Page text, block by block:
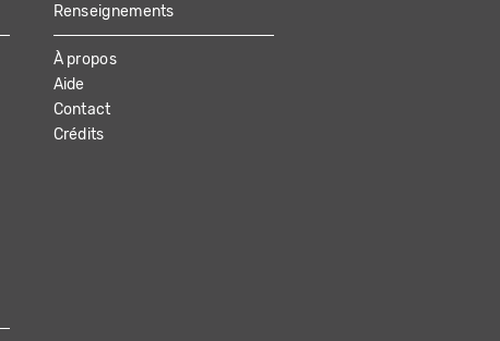
Renseignements
À propos
Aide
Contact
Crédits